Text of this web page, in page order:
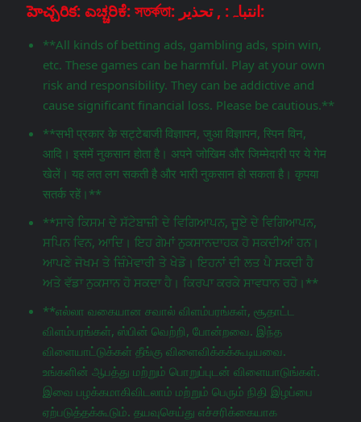
హెచ్చరిక: ಎಚ್ಚರಿಕೆ: সতর্কতা: انتباہ: , تحذير:
**All kinds of betting ads, gambling ads, spin win,
etc. These games can be harmful. Play at your own
risk and responsibility. They can be addictive and
cause significant financial loss. Please be cautious.**
**सभी प्रकार के सट्टेबाजी विज्ञापन, जुआ विज्ञापन, स्पिन विन,
आदि। इसमें नुकसान होता है। अपने जोखिम और जिम्मेदारी पर ये गेम
खेलें। यह लत लग सकती है और भारी नुकसान हो सकता है। कृपया
सतर्क रहें।**
**ਸਾਰੇ ਕਿਸਮ ਦੇ ਸੱਟੇਬਾਜ਼ੀ ਦੇ ਵਿਗਿਆਪਨ, ਜੂਏ ਦੇ ਵਿਗਿਆਪਨ,
ਸਪਿਨ ਵਿਨ, ਆਦਿ। ਇਹ ਗੇਮਾਂ ਨੁਕਸਾਨਦਾਹਕ ਹੋ ਸਕਦੀਆਂ ਹਨ।
ਆਪਣੇ ਜੋਖਮ ਤੇ ਜ਼ਿੰਮੇਵਾਰੀ ਤੇ ਖੇਡੋ। ਇਹਨਾਂ ਦੀ ਲਤ ਪੈ ਸਕਦੀ ਹੈ
ਅਤੇ ਵੱਡਾ ਨੁਕਸਾਨ ਹੋ ਸਕਦਾ ਹੈ। ਕਿਰਪਾ ਕਰਕੇ ਸਾਵਧਾਨ ਰਹੋ।**
**எல்லா வகையான சவால் விளம்பரங்கள், சூதாட்ட
விளம்பரங்கள், ஸ்பின் வெற்றி, போன்றவை. இந்த
விளையாட்டுக்கள் தீங்கு விளைவிக்கக்கூடியவை.
உங்களின் ஆபத்து மற்றும் பொறுப்புடன் விளையாடுங்கள்.
இவை பழக்கமாகிவிடலாம் மற்றும் பெரும் நிதி இழப்பை
ஏற்படுத்தக்கூடும். தயவுசெய்து எச்சரிக்கையாக